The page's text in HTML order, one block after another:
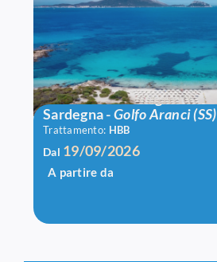
Voi Colonna Village
Sardegna-Golfo Aranci (SS)
Trattamento: HBB
Dal 19/09/2026
A partire da